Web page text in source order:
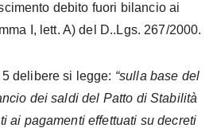
debito fuori bilancio ai
I, lett. A) del D..Lgs. 267/2000.
delibere si legge: “sulla base del
dei saldi del Patto di Stabilità
ai pagamenti effettuati su decreti